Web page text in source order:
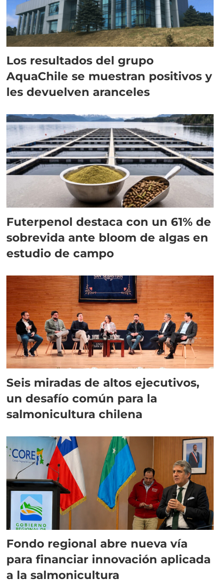
Los resultados del grupo
AquaChile se muestran positivos y
les devuelven aranceles
Futerpenol destaca con un 61% de
sobrevida ante bloom de algas en
estudio de campo
Seis miradas de altos ejecutivos,
un desafío común para la
salmonicultura chilena
Fondo regional abre nueva vía
para financiar innovación aplicada
a la salmonicultura